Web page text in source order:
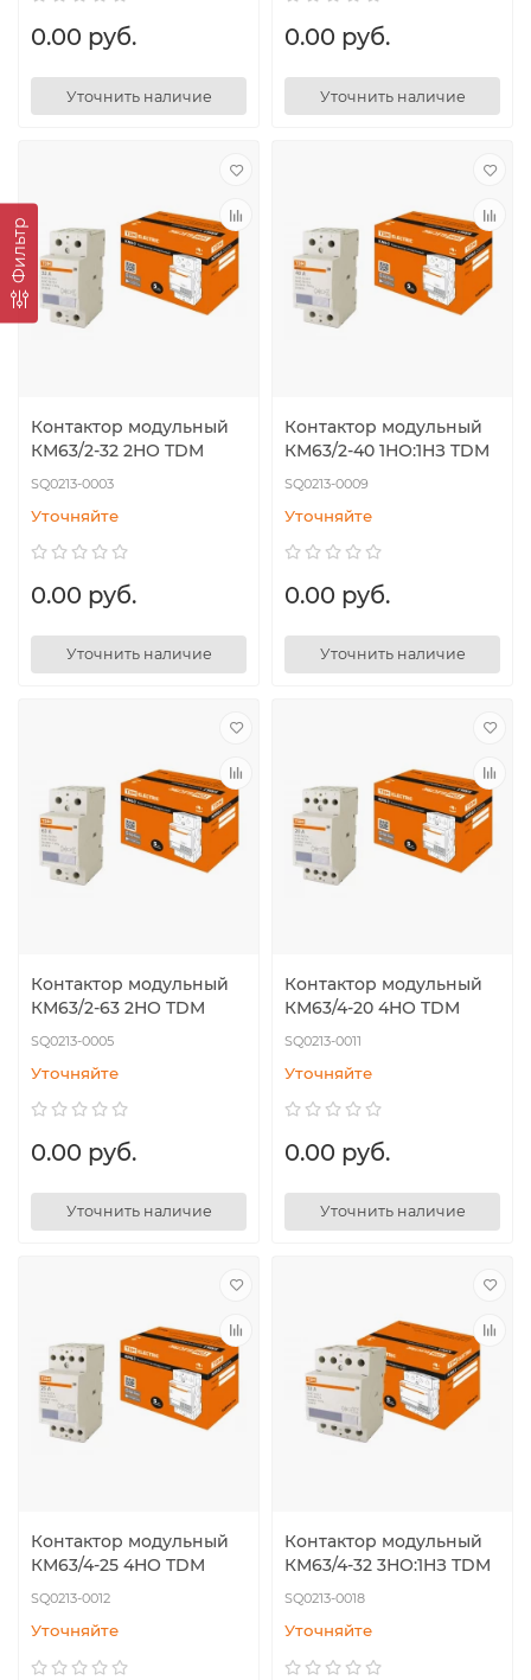
Фильтр
0.00 руб.
Уточнить наличие
0.00 руб.
Уточнить наличие
Контактор модульный
КМ63/2-32 2НО TDM
SQ0213-0003
Уточняйте
0.00 руб.
Уточнить наличие
Контактор модульный
КМ63/2-40 1НО:1НЗ TDM
SQ0213-0009
Уточняйте
0.00 руб.
Уточнить наличие
Контактор модульный
КМ63/2-63 2НО TDM
SQ0213-0005
Уточняйте
0.00 руб.
Уточнить наличие
Контактор модульный
КМ63/4-20 4НО TDM
SQ0213-0011
Уточняйте
0.00 руб.
Уточнить наличие
Контактор модульный
КМ63/4-25 4НО TDM
SQ0213-0012
Уточняйте
Контактор модульный
КМ63/4-32 3НО:1НЗ TDM
SQ0213-0018
Уточняйте